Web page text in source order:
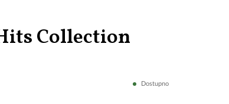
Collection
Dostupno